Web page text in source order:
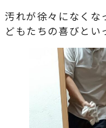
汚れが徐々になくな
どもたちの喜びとい